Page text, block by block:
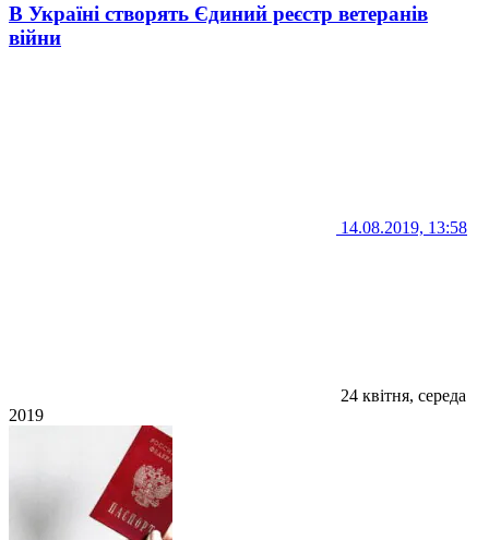
В Україні створять Єдиний реєстр ветеранів
війни
14.08.2019, 13:58
24 квітня, середа
2019